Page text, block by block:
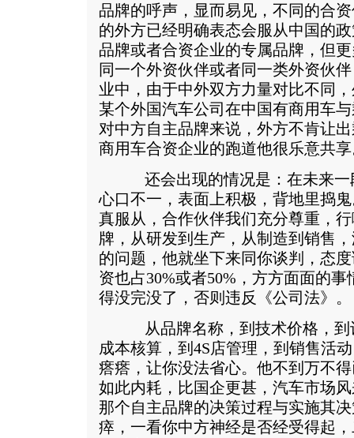
品牌的呼声，显而易见，不同的合
的外方已经明确表态会服从中国的
品牌或者合资企业的专属品牌，但
同一个外资伙伴或者同一类外资伙
业中，由于中外双方力量对比不同
某个外国汽车公司在中国有商用车
对中方自主品牌来说，外方不肯让
商用车合资企业的跑道他很乐意共
还会出现的情况是：在未来一
心口不一，表面上积极，背地里捣
真服从，合作伙伴我们充分尊重，
牌，从研发到生产，从制造到销售
的问题，他就坐下来同你谈判，态
资也占30%或者50%，方方面面的
得没完没了，否则违反《公司法》。
从品牌名称，到技术价格，到
成本核算，到4S店管理，到销售活
瘩瘩，让你没法省心。他不到万不
如此内耗，比国企更甚，汽车市场
那个自主品牌的决策过程与实施其
瘁，一看你中方神经是否经受得起